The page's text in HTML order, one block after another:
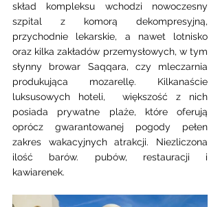
skład kompleksu wchodzi nowoczesny
szpital z komorą dekompresyjną,
przychodnie lekarskie, a nawet lotnisko
oraz kilka zakładów przemysłowych, w tym
słynny browar Saqqara, czy mleczarnia
produkująca mozarellę. Kilkanaście
luksusowych hoteli,  większość z nich
posiada prywatne plaże, które oferują
oprócz gwarantowanej pogody pełen
zakres wakacyjnych atrakcji. Niezliczona
ilość barów. pubów, restauracji i
kawiarenek.